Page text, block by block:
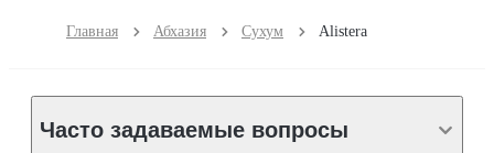
Главная Абхазия Сухум Alistera
Часто задаваемые вопросы